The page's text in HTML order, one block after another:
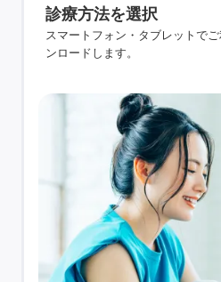
診療方法を選択
スマートフォン・タブレットで
ンロードします。